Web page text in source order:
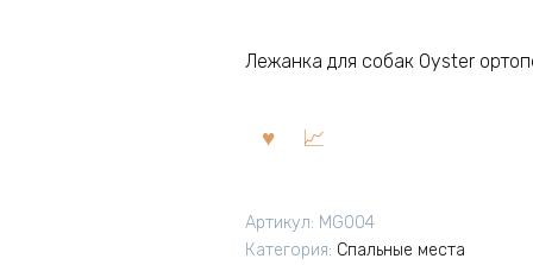
Лежанка для собак Oyster
Артикул: MG004
Категория: Спальные места